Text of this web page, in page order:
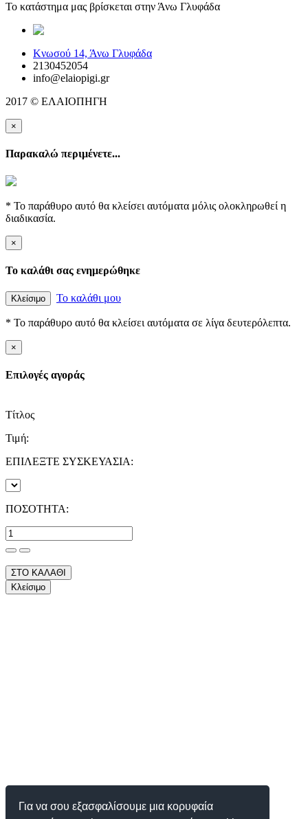
Για να σου εξασφαλίσουμε μια κορυφαία
Το κατάστημα μας βρίσκεται στην Άνω Γλυφάδα
Κνωσού 14, Άνω Γλυφάδα
2130452054
info@elaiopigi.gr
2017 © ΕΛΑΙΟΠΗΓΗ
×
Παρακαλώ περιμένετε...
* Το παράθυρο αυτό θα κλείσει αυτόματα μόλις ολοκληρωθεί η
διαδικασία.
×
Το καλάθι σας ενημερώθηκε
Κλείσιμο Το καλάθι μου
* Το παράθυρο αυτό θα κλείσει αυτόματα σε λίγα δευτερόλεπτα.
×
Επιλογές αγοράς
Τίτλος
Τιμή:
ΕΠΙΛΕΞΤΕ ΣΥΣΚΕΥΑΣΙΑ:
ΠΟΣΟΤΗΤΑ:
ΣΤΟ ΚΑΛΑΘΙ
Κλείσιμο